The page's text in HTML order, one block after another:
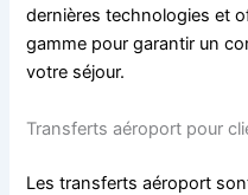
dernières technologies et
gamme pour garantir un
votre séjour.
Transferts aéroport pour
Les transferts aéroport